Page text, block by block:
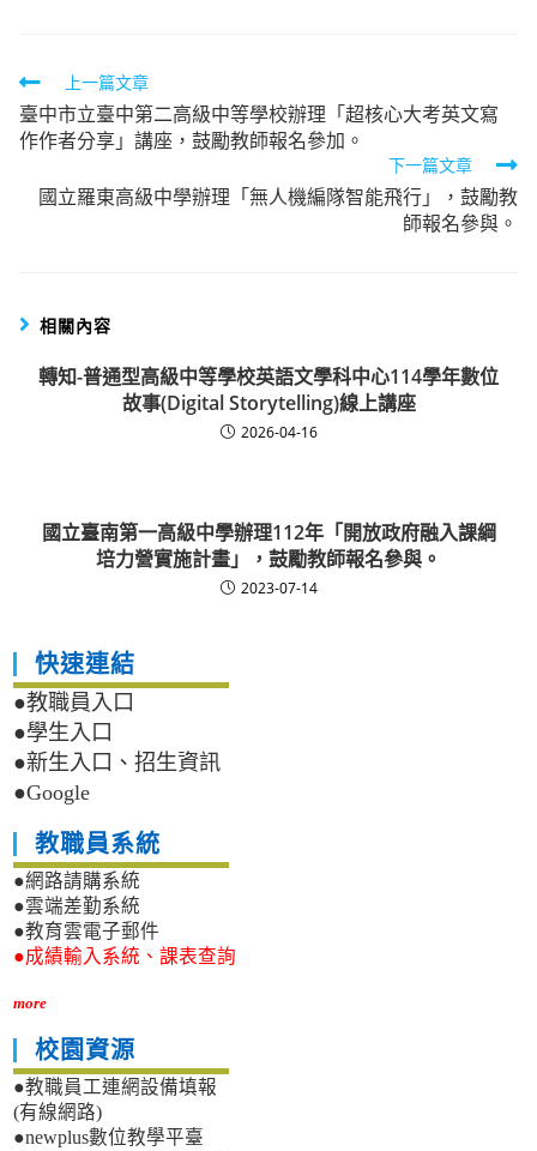
Read
more
articles
上一篇文章
臺中市立臺中第二高級中等學校辦理「超核心大考英文寫
作作者分享」講座，鼓勵教師報名參加。
下一篇文章
國立羅東高級中學辦理「無人機編隊智能飛行」，鼓勵教
師報名參與。
相關內容
轉知-普通型高級中等學校英語文學科中心114學年數位
故事(Digital Storytelling)線上講座
2026-04-16
國立臺南第一高級中學辦理112年「開放政府融入課綱
培力營實施計畫」，鼓勵教師報名參與。
2023-07-14
快速連結
●教職員入口
●學生入口
●新生入口、招生資訊
●Google
教職員系統
●網路請購系統
●雲端差勤系統
●教育雲電子郵件
●成績輸入系統、課表查詢
more
校園資源
●教職員工連網設備填報
(有線網路)
●newplus數位教學平臺